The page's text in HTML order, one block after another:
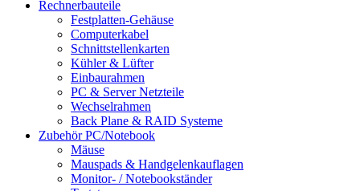
Rechnerbauteile
Festplatten-Gehäuse
Computerkabel
Schnittstellenkarten
Kühler & Lüfter
Einbaurahmen
PC & Server Netzteile
Wechselrahmen
Back Plane & RAID Systeme
Zubehör PC/Notebook
Mäuse
Mauspads & Handgelenkauflagen
Monitor- / Notebookständer